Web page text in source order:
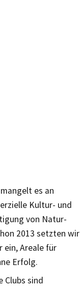
es an
Kultur- und
von Natur-
2013 setzten wir
ein, Areale für
Erfolg.
Clubs sind